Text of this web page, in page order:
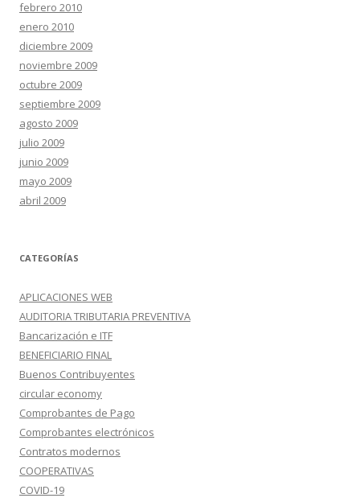
febrero 2010
enero 2010
diciembre 2009
noviembre 2009
octubre 2009
septiembre 2009
agosto 2009
julio 2009
junio 2009
mayo 2009
abril 2009
CATEGORÍAS
APLICACIONES WEB
AUDITORIA TRIBUTARIA PREVENTIVA
Bancarización e ITF
BENEFICIARIO FINAL
Buenos Contribuyentes
circular economy
Comprobantes de Pago
Comprobantes electrónicos
Contratos modernos
COOPERATIVAS
COVID-19